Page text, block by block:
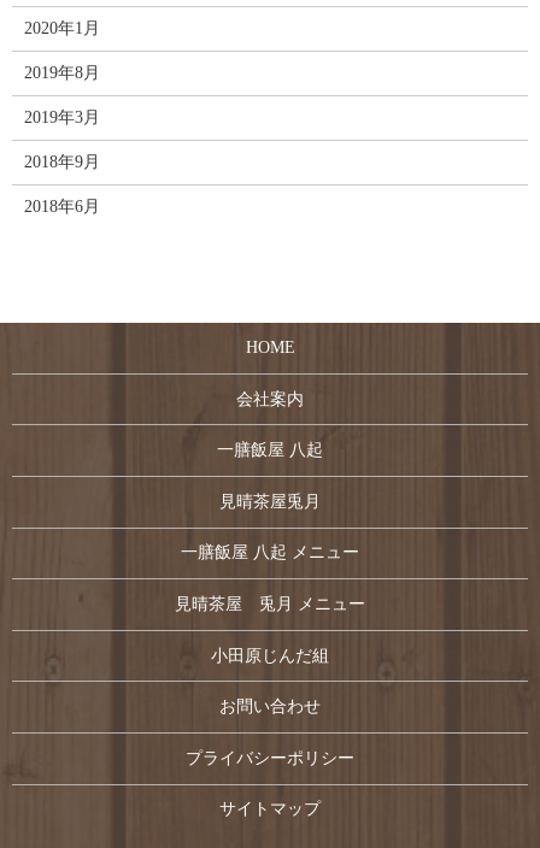
2020年1月
2019年8月
2019年3月
2018年9月
2018年6月
HOME
会社案内
一膳飯屋 八起
見晴茶屋兎月
一膳飯屋 八起 メニュー
見晴茶屋 兎月 メニュー
小田原じんだ組
お問い合わせ
プライバシーポリシー
サイトマップ